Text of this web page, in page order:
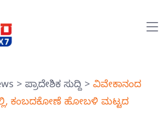
> ಪ್ರಾದೇಶಿಕ ಸುದ್ದಿ> ವಿವೇಕಾನಂದ
ಕಂಬದಕೋಣೆ ಹೋಬಳಿ ಮಟ್ಟದ